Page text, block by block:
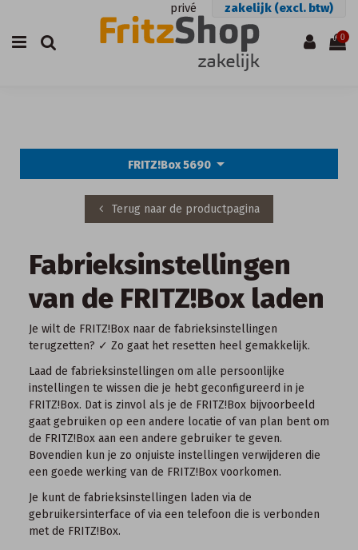
privé zakelijk (excl. btw)
0
FRITZ!Box 5690 arrow_drop_down
Terug naar de productpagina
Fabrieksinstellingen
van de FRITZ!Box laden
Je wilt de FRITZ!Box naar de fabrieksinstellingen
terugzetten? ✓ Zo gaat het resetten heel gemakkelijk.
Laad de fabrieksinstellingen om alle persoonlijke
instellingen te wissen die je hebt geconfigureerd in je
FRITZ!Box. Dat is zinvol als je de FRITZ!Box bijvoorbeeld
gaat gebruiken op een andere locatie of van plan bent om
de FRITZ!Box aan een andere gebruiker te geven.
Bovendien kun je zo onjuiste instellingen verwijderen die
een goede werking van de FRITZ!Box voorkomen.
Je kunt de fabrieksinstellingen laden via de
gebruikersinterface of via een telefoon die is verbonden
met de FRITZ!Box.